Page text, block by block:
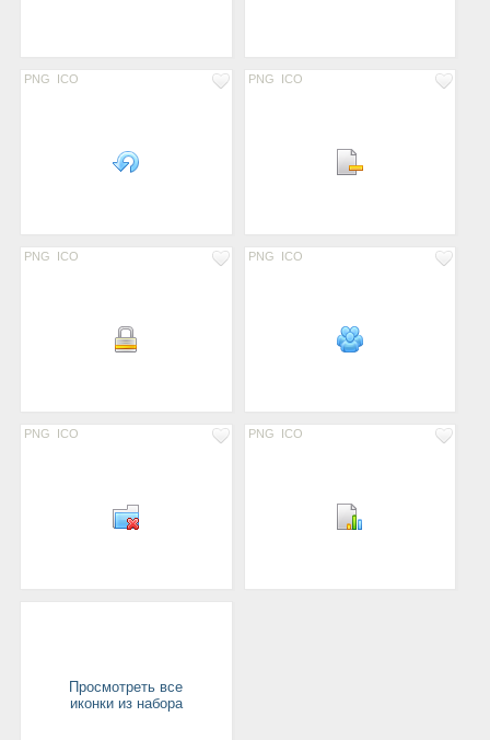
PNG ICO PNG ICO
PNG ICO PNG ICO
PNG ICO PNG ICO
Просмотреть все
иконки из набора